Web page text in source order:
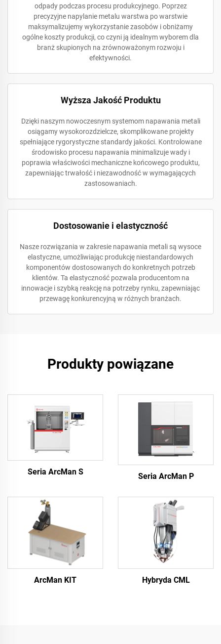
odpady podczas procesu produkcyjnego. Poprzez
precyzyjne napylanie metalu warstwa po warstwie
maksymalizujemy wykorzystanie zasobów i obniżamy
ogólne koszty produkcji, co czyni ją idealnym wyborem dla
branż skupionych na zrównoważonym rozwoju i
efektywności.
Wyższa Jakość Produktu
Dzięki naszym nowoczesnym systemom napawania metali
osiągamy wysokorozdzielcze, skomplikowane projekty
spełniające rygorystyczne standardy jakości. Kontrolowane
środowisko procesu napawania minimalizuje wady i
poprawia właściwości mechaniczne końcowego produktu,
zapewniając trwałość i niezawodność w wymagających
zastosowaniach.
Dostosowanie i elastyczność
Nasze rozwiązania w zakresie napawania metali są wysoce
elastyczne, umożliwiając produkcję niestandardowych
komponentów dostosowanych do konkretnych potrzeb
klientów. Ta elastyczność pozwala producentom na
innowacje i szybką reakcję na potrzeby rynku, zapewniając
przewagę konkurencyjną w różnych branżach.
Produkty powiązane
Seria ArcMan S Seria ArcMan P
ArcMan KIT Hybryda CML